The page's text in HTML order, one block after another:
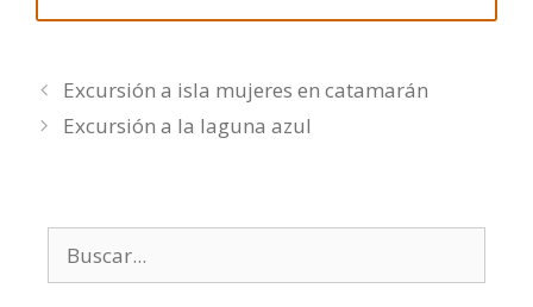
Excursión a isla mujeres en catamarán
Excursión a la laguna azul